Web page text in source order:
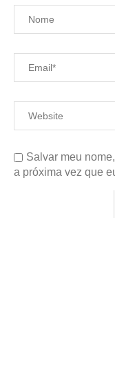
Salvar meu
a próxima vez que